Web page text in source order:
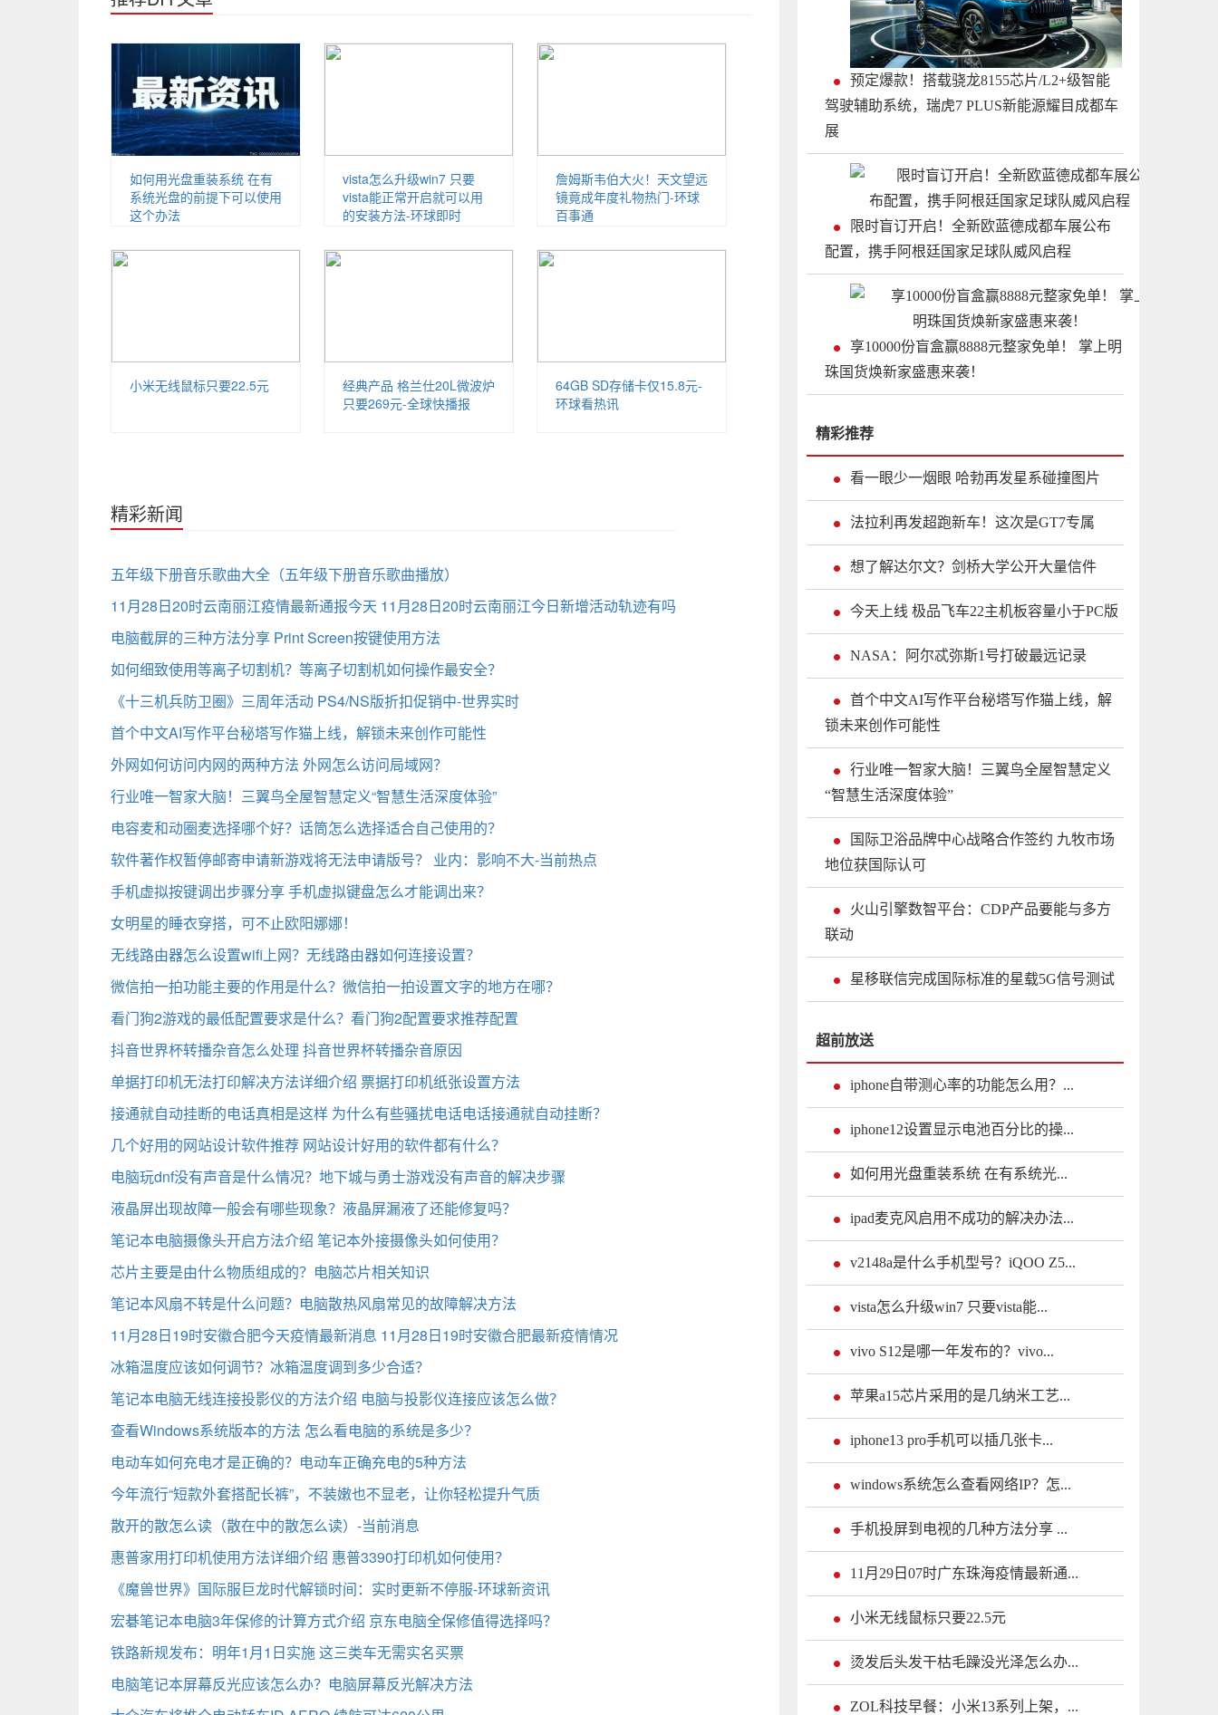
如何用光盘重装系统 在有
系统光盘的前提下可以使用
这个办法
vista怎么升级win7 只要
vista能正常开启就可以用
的安装方法-环球即时
詹姆斯韦伯大火！天文望远
镜竟成年度礼物热门-环球
百事通
小米无线鼠标只要22.5元
经典产品 格兰仕20L微波炉
只要269元-全球快播报
64GB SD存储卡仅15.8元-
环球看热讯
精彩新闻
五年级下册音乐歌曲大全（五年级下册音乐歌曲播放）
11月28日20时云南丽江疫情最新通报今天 11月28日20时云南丽江今日新增活动轨迹有吗
电脑截屏的三种方法分享 Print Screen按键使用方法
如何细致使用等离子切割机？等离子切割机如何操作最安全？
《十三机兵防卫圈》三周年活动 PS4/NS版折扣促销中-世界实时
首个中文AI写作平台秘塔写作猫上线，解锁未来创作可能性
外网如何访问内网的两种方法 外网怎么访问局域网？
行业唯一智家大脑！三翼鸟全屋智慧定义“智慧生活深度体验”
电容麦和动圈麦选择哪个好？话筒怎么选择适合自己使用的？
软件著作权暂停邮寄申请新游戏将无法申请版号？ 业内：影响不大-当前热点
手机虚拟按键调出步骤分享 手机虚拟键盘怎么才能调出来？
女明星的睡衣穿搭，可不止欧阳娜娜！
无线路由器怎么设置wifi上网？无线路由器如何连接设置？
微信拍一拍功能主要的作用是什么？微信拍一拍设置文字的地方在哪？
看门狗2游戏的最低配置要求是什么？看门狗2配置要求推荐配置
抖音世界杯转播杂音怎么处理 抖音世界杯转播杂音原因
单据打印机无法打印解决方法详细介绍 票据打印机纸张设置方法
接通就自动挂断的电话真相是这样 为什么有些骚扰电话电话接通就自动挂断？
几个好用的网站设计软件推荐 网站设计好用的软件都有什么？
电脑玩dnf没有声音是什么情况？地下城与勇士游戏没有声音的解决步骤
液晶屏出现故障一般会有哪些现象？液晶屏漏液了还能修复吗？
笔记本电脑摄像头开启方法介绍 笔记本外接摄像头如何使用？
芯片主要是由什么物质组成的？电脑芯片相关知识
笔记本风扇不转是什么问题？电脑散热风扇常见的故障解决方法
11月28日19时安徽合肥今天疫情最新消息 11月28日19时安徽合肥最新疫情情况
冰箱温度应该如何调节？冰箱温度调到多少合适？
笔记本电脑无线连接投影仪的方法介绍 电脑与投影仪连接应该怎么做？
查看Windows系统版本的方法 怎么看电脑的系统是多少？
电动车如何充电才是正确的？电动车正确充电的5种方法
今年流行“短款外套搭配长裤”，不装嫩也不显老，让你轻松提升气质
散开的散怎么读（散在中的散怎么读）-当前消息
惠普家用打印机使用方法详细介绍 惠普3390打印机如何使用？
《魔兽世界》国际服巨龙时代解锁时间：实时更新不停服-环球新资讯
宏碁笔记本电脑3年保修的计算方式介绍 京东电脑全保修值得选择吗？
铁路新规发布：明年1月1日实施 这三类车无需实名买票
电脑笔记本屏幕反光应该怎么办？电脑屏幕反光解决方法
预定爆款！搭载骁龙8155芯片/L2+级智能
驾驶辅助系统，瑞虎7 PLUS新能源耀目成都车
展
限时盲订开启！全新欧蓝德成都车展公布
配置，携手阿根廷国家足球队威风启程
享10000份盲盒赢8888元整家免单！ 掌上明
珠国货焕新家盛惠来袭！
精彩推荐
看一眼少一烟眼 哈勃再发星系碰撞图片
法拉利再发超跑新车！这次是GT7专属
想了解达尔文？剑桥大学公开大量信件
今天上线 极品飞车22主机板容量小于PC版
NASA：阿尔忒弥斯1号打破最远记录
首个中文AI写作平台秘塔写作猫上线，解
锁未来创作可能性
行业唯一智家大脑！三翼鸟全屋智慧定义
“智慧生活深度体验”
国际卫浴品牌中心战略合作签约 九牧市场
地位获国际认可
火山引擎数智平台：CDP产品要能与多方
联动
星移联信完成国际标准的星载5G信号测试
超前放送
iphone自带测心率的功能怎么用？...
iphone12设置显示电池百分比的操...
如何用光盘重装系统 在有系统光...
ipad麦克风启用不成功的解决办法...
v2148a是什么手机型号？iQOO Z5...
vista怎么升级win7 只要vista能...
vivo S12是哪一年发布的？vivo...
苹果a15芯片采用的是几纳米工艺...
iphone13 pro手机可以插几张卡...
windows系统怎么查看网络IP？怎...
手机投屏到电视的几种方法分享 ...
11月29日07时广东珠海疫情最新通...
小米无线鼠标只要22.5元
烫发后头发干枯毛躁没光泽怎么办...
ZOL科技早餐：小米13系列上架，...